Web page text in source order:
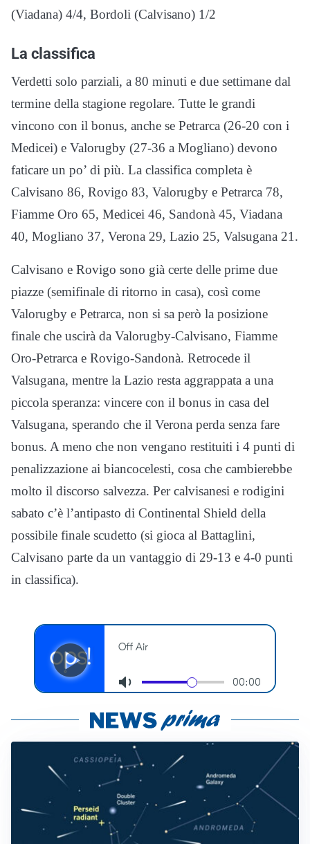
(Viadana) 4/4, Bordoli (Calvisano) 1/2
La classifica
Verdetti solo parziali, a 80 minuti e due settimane dal
termine della stagione regolare. Tutte le grandi
vincono con il bonus, anche se Petrarca (26-20 con i
Medicei) e Valorugby (27-36 a Mogliano) devono
faticare un po’ di più. La classifica completa è
Calvisano 86, Rovigo 83, Valorugby e Petrarca 78,
Fiamme Oro 65, Medicei 46, Sandonà 45, Viadana
40, Mogliano 37, Verona 29, Lazio 25, Valsugana 21.
Calvisano e Rovigo sono già certe delle prime due
piazze (semifinale di ritorno in casa), così come
Valorugby e Petrarca, non si sa però la posizione
finale che uscirà da Valorugby-Calvisano, Fiamme
Oro-Petrarca e Rovigo-Sandonà. Retrocede il
Valsugana, mentre la Lazio resta aggrappata a una
piccola speranza: vincere con il bonus in casa del
Valsugana, sperando che il Verona perda senza fare
bonus. A meno che non vengano restituiti i 4 punti di
penalizzazione ai biancocelesti, cosa che cambierebbe
molto il discorso salvezza. Per calvisanesi e rodigini
sabato c’è l’antipasto di Continental Shield della
possibile finale scudetto (si gioca al Battaglini,
Calvisano parte da un vantaggio di 29-13 e 4-0 punti
in classifica).